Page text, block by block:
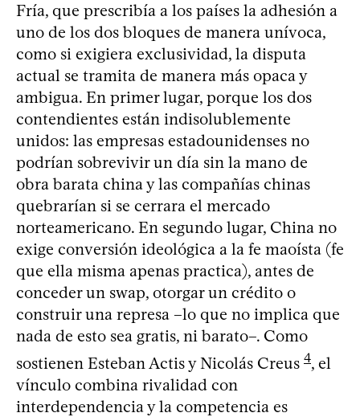
Fría, que prescribía a los países la adhesión a
uno de los dos bloques de manera unívoca,
como si exigiera exclusividad, la disputa
actual se tramita de manera más opaca y
ambigua. En primer lugar, porque los dos
contendientes están indisolublemente
unidos: las empresas estadounidenses no
podrían sobrevivir un día sin la mano de
obra barata china y las compañías chinas
quebrarían si se cerrara el mercado
norteamericano. En segundo lugar, China no
exige conversión ideológica a la fe maoísta (fe
que ella misma apenas practica), antes de
conceder un swap, otorgar un crédito o
construir una represa –lo que no implica que
nada de esto sea gratis, ni barato–. Como
sostienen Esteban Actis y Nicolás Creus 4, el
vínculo combina rivalidad con
interdependencia y la competencia es